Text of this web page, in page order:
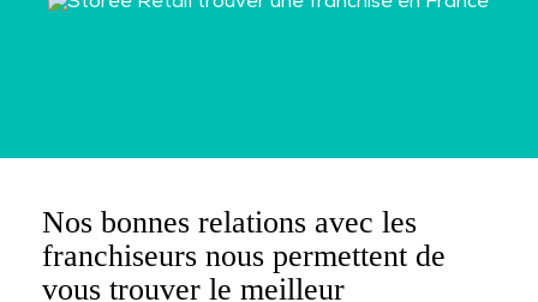
Nos bonnes relations avec les
franchiseurs nous permettent de
vous trouver le meilleur